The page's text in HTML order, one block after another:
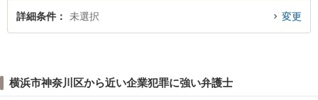
詳細条件 未選択 変更
横浜市神奈川区から近い企業犯罪に強い弁護士